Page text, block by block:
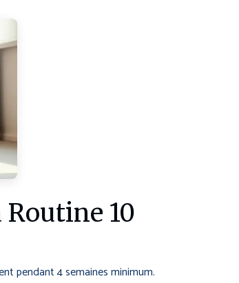
10
pendant 4 semaines minimum.